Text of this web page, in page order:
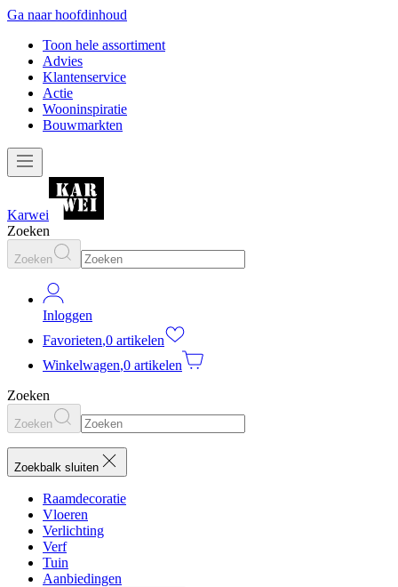
Ga naar hoofdinhoud
Toon hele assortiment
Advies
Klantenservice
Actie
Wooninspiratie
Bouwmarkten
Karwei
Zoeken
Zoeken
Inloggen
Favorieten,0 artikelen
Winkelwagen,0 artikelen
Zoeken
Zoeken
Zoekbalk sluiten
Raamdecoratie
Vloeren
Verlichting
Verf
Tuin
Aanbiedingen